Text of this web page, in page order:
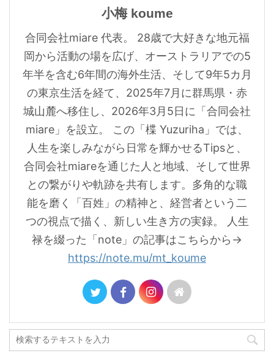
小梅 koume
合同会社miare 代表。 28歳で大好きな地元福
岡から活動の場を広げ、オーストラリアでの5
年半を含む6年間の海外生活、そして9年5カ月
の東京生活を経て、2025年7月に群馬県・赤
城山麓へ移住し、2026年3月5日に「合同会社
miare」を設立。 この「楪 Yuzuriha」では、
人生を楽しみながら日常を輝かせるTipsと、
合同会社miareを通じた人と地域、そして世界
との繋がりや軌跡を共有します。多角的な職
能を磨く「百姓」の精神と、経営者という二
つの視点で描く、新しい生き方の実録。 人生
禄を綴った「note」の記事はこちらから→
https://note.mu/mt_koume